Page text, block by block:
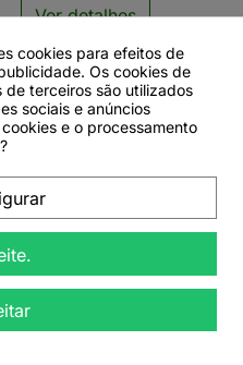
Ver detalhes
cookies para efeitos de
Os cookies de
terceiros são utilizados
sociais e anúncios
e o processamento